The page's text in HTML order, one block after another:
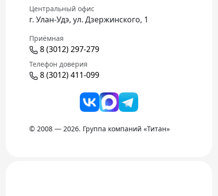
Центральный офис
г. Улан-Удэ, ул. Дзержинского, 1
Приёмная
8 (3012) 297-279
Телефон доверия
8 (3012) 411-099
© 2008 — 2026. Группа компаний «Титан»